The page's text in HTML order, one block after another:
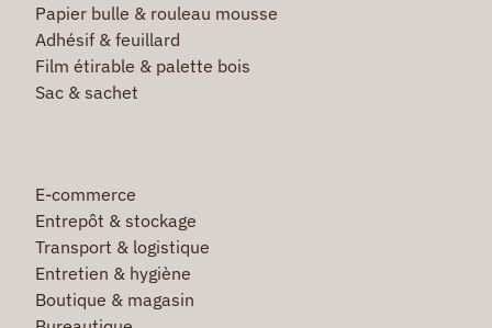
Papier bulle & rouleau mousse
Adhésif & feuillard
Film étirable & palette bois
Sac & sachet
E-commerce
Entrepôt & stockage
Transport & logistique
Entretien & hygiène
Boutique & magasin